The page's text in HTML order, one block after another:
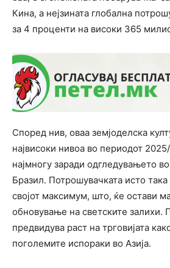
Кина, а нејзината глобална
за 4 проценти на високи 365
Според нив, оваа земјоделска
највисоки нивоа во периодот
најмногу заради одгледувањето
Бразил. Потрошувачката исто така
својот максимум, што, ќе остави
обновување на светските залихи.
предвидува раст на трговијата
поголемите испораки во Азија.